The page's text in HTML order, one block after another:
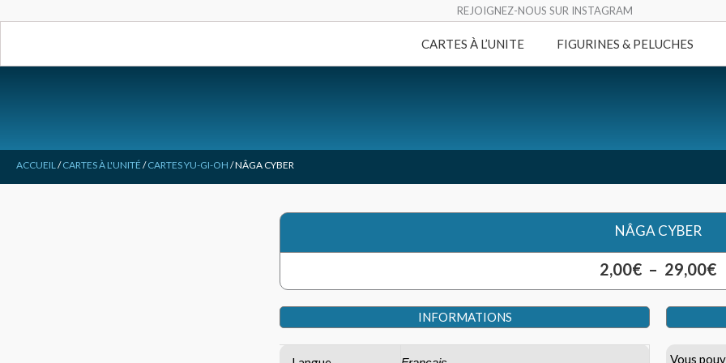
REJOIGNEZ-NOUS SUR INSTAGRAM
CARTES À L’UNITE FIGURINES & PELUCHES
ACCUEIL/CARTES À L'UNITÉ /CARTES YU-GI-OH / NÂGA CYBER
NÂGA CYBER
2,00€ – 29,00€
INFORMATIONS
Vous